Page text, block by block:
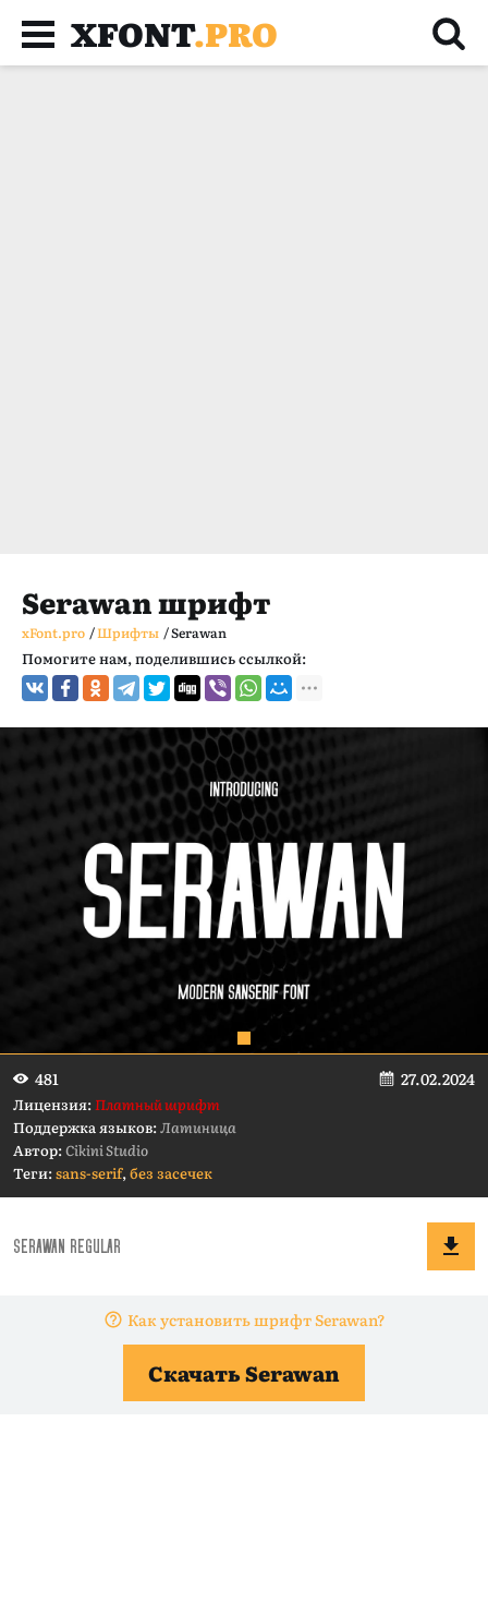
XFONT.PRO
Serawan шрифт
xFont.pro /Шрифты /Serawan
Помогите нам, поделившись ссылкой:
481 27.02.2024
Лицензия: Платный шрифт
Поддержка языков:Латиница
Автор:Cikini Studio
Теги:sans-serif, без засечек
Как установить шрифт Serawan?
Скачать Serawan